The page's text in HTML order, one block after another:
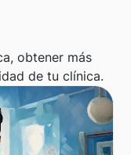
obtener más
de tu clínica.